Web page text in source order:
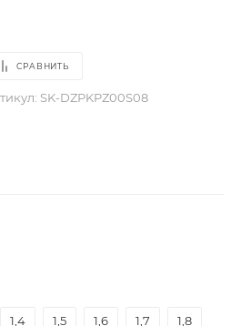
СРАВНИТЬ
SK-DZPKPZ00S08
1,4 1,5 1,6 1,7 1,8